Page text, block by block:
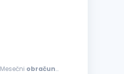
1 izvršilac Opis posla: Mesečni obračun